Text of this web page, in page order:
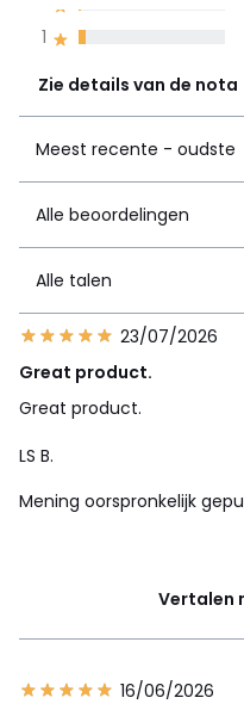
1
Zie details van de nota
Meest recente - oudste
Alle beoordelingen
Alle talen
23/07/2026
Great product.
Great product.
LS B.
Mening oorspronkelijk
Vertalen
16/06/2026